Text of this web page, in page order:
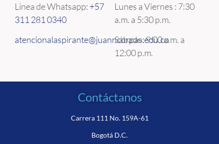
Línea de Whatsapp: +57
311 281 0340
atencionalaspirante@juanncorpas.edu.co
Lunes a Viernes : 7:30
a.m. a 5:30 p.m.
Sábado: 9:00 a.m. a
12:00 p.m.
Contáctanos
Carrera 111 No. 159A-61
Bogotá D.C.